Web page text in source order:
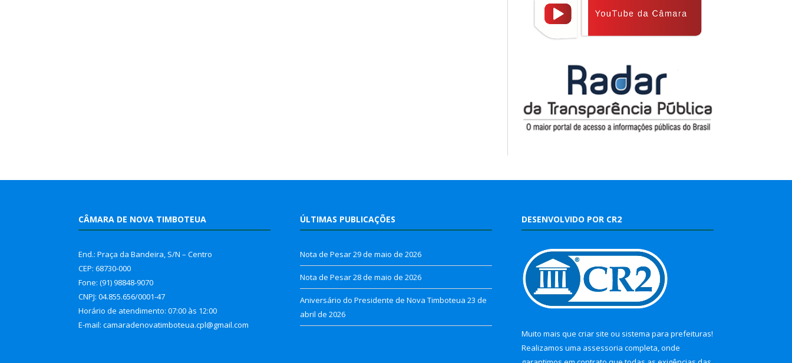
CÂMARA DE NOVA TIMBOTEUA
End.: Praça da Bandeira, S/N – Centro
CEP: 68730-000
Fone: (91) 98848-9070
CNPJ: 04.855.656/0001-47
Horário de atendimento: 07:00 às 12:00
E-mail: camaradenovatimboteua.cpl@gmail.com
ÚLTIMAS PUBLICAÇÕES
Nota de Pesar29 de maio de 2026
Nota de Pesar28 de maio de 2026
Aniversário do Presidente de Nova Timboteua 23 de
abril de 2026
DESENVOLVIDO POR CR2
Muito mais que criar site ou sistema para prefeituras!
Realizamos uma assessoria completa, onde